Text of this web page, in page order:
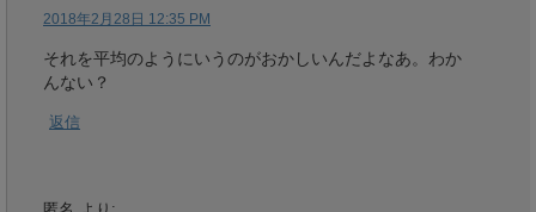
2018年2月28日 12:35 PM
それを平均のようにいうのがおかしいんだよなあ。わか
んない？
返信